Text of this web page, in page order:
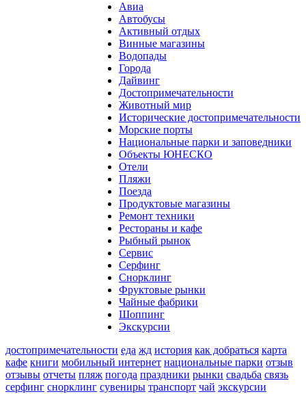
Авиа
Автобусы
Активный отдых
Винные магазины
Водопады
Города
Дайвинг
Достопримечательности
Животный мир
Исторические достопримечательности
Морские порты
Национальные парки и заповедники
Объекты ЮНЕСКО
Отели
Пляжи
Поезда
Продуктовые магазины
Ремонт техники
Рестораны и кафе
Рыбный рынок
Сервис
Серфинг
Снорклинг
Фруктовые рынки
Чайные фабрики
Шоппинг
Экскурсии
достопримечательности еда жд история как добраться карта
кафе книги мобильный интернет национальные парки отзыв
отзывы отчеты пляж погода праздники рынки свадьба связь
серфинг снорклинг сувениры транспорт чай экскурсии